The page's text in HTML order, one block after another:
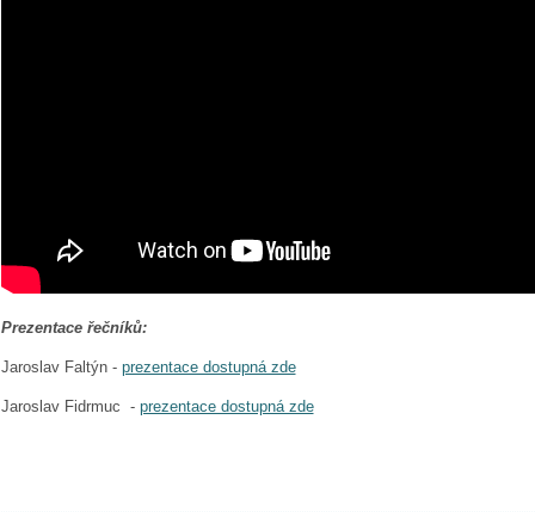
Prezentace řečníků:
Jaroslav Faltýn - prezentace dostupná zde
Jaroslav Fidrmuc - prezentace dostupná zde